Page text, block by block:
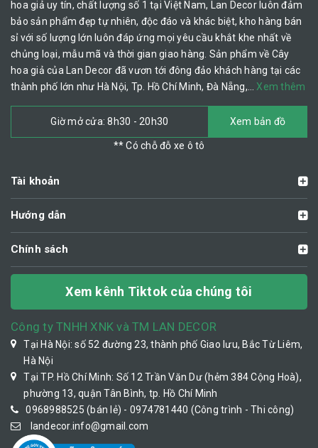
hoa giả uy tín, chất lượng số 1 tại Việt Nam, Lan Decor luôn đảm
bảo sản phẩm đẹp tự nhiên, độc đáo và khác biệt, kho hàng bán
sỉ với số lượng lớn luôn đáp ứng mọi yêu cầu khắt khe nhất về
chủng loại, mẫu mã và thời gian giao hàng. Sản phẩm về Cây
hoa giả của Lan Decor đã vươn tới đông đảo khách hàng tại các
thành phố lớn như Hà Nội, Tp. Hồ Chí Minh, Đà Nẵng,… Xem thêm
Giờ mở cửa: 8h30 - 20h30 Xem bản đồ
** Có chỗ đỗ xe ô tô
Tài khoản
Hướng dẫn
Chính sách
Xem kênh Tiktok của chúng tôi
Công ty TNHH XNK và TM LAN DECOR
Tại Hà Nội: số 52 đường 23, thành phố Giao lưu, Bắc Từ Liêm,
Hà Nội
Tại TP. Hồ Chí Minh: Số 12 Trần Văn Dư (hẻm 384 Cộng Hoà),
phường 13, quận Tân Bình, tp. Hồ Chí Minh
0968988525 (bán lẻ) - 0974781440 (Công trình - Thi công)
landecor.info@gmail.com